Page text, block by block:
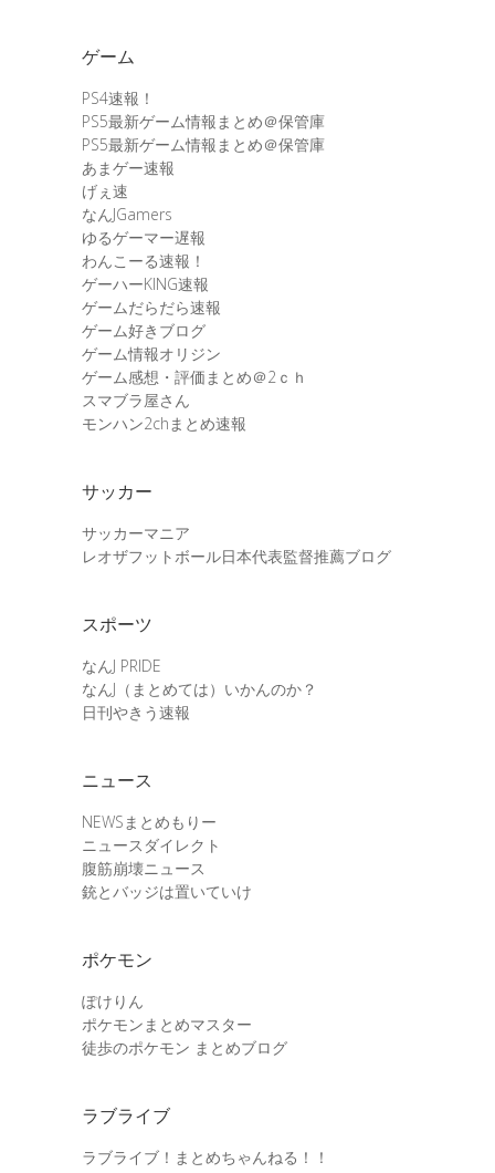
ゲーム
PS4速報！
PS5最新ゲーム情報まとめ＠保管庫
PS5最新ゲーム情報まとめ＠保管庫
あまゲー速報
げぇ速
なんJGamers
ゆるゲーマー遅報
わんこーる速報！
ゲーハーKING速報
ゲームだらだら速報
ゲーム好きブログ
ゲーム情報オリジン
ゲーム感想・評価まとめ＠2ｃｈ
スマブラ屋さん
モンハン2chまとめ速報
サッカー
サッカーマニア
レオザフットボール日本代表監督推薦ブログ
スポーツ
なんJ PRIDE
なんJ（まとめては）いかんのか？
日刊やきう速報
ニュース
NEWSまとめもりー
ニュースダイレクト
腹筋崩壊ニュース
銃とバッジは置いていけ
ポケモン
ぽけりん
ポケモンまとめマスター
徒歩のポケモン まとめブログ
ラブライブ
ラブライブ！まとめちゃんねる！！